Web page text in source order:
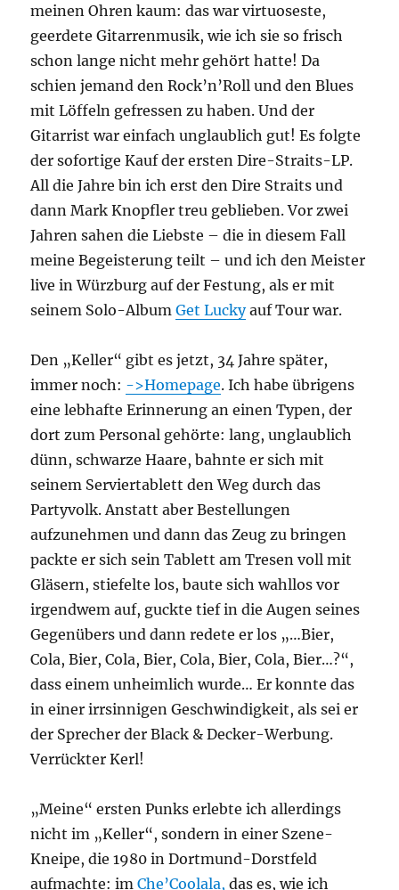
meinen Ohren kaum: das war virtuoseste,
geerdete Gitarrenmusik, wie ich sie so frisch
schon lange nicht mehr gehört hatte! Da
schien jemand den Rock’n’Roll und den Blues
mit Löffeln gefressen zu haben. Und der
Gitarrist war einfach unglaublich gut! Es folgte
der sofortige Kauf der ersten Dire-Straits-LP.
All die Jahre bin ich erst den Dire Straits und
dann Mark Knopfler treu geblieben. Vor zwei
Jahren sahen die Liebste – die in diesem Fall
meine Begeisterung teilt – und ich den Meister
live in Würzburg auf der Festung, als er mit
seinem Solo-AlbumGet Luckyauf Tour war.
Den „Keller“ gibt es jetzt, 34 Jahre später,
immer noch: ->Homepage. Ich habe übrigens
eine lebhafte Erinnerung an einen Typen, der
dort zum Personal gehörte: lang, unglaublich
dünn, schwarze Haare, bahnte er sich mit
seinem Serviertablett den Weg durch das
Partyvolk. Anstatt aber Bestellungen
aufzunehmen und dann das Zeug zu bringen
packte er sich sein Tablett am Tresen voll mit
Gläsern, stiefelte los, baute sich wahllos vor
irgendwem auf, guckte tief in die Augen seines
Gegenübers und dann redete er los „…Bier,
Cola, Bier, Cola, Bier, Cola, Bier, Cola, Bier…?“,
dass einem unheimlich wurde… Er konnte das
in einer irrsinnigen Geschwindigkeit, als sei er
der Sprecher der Black & Decker-Werbung.
Verrückter Kerl!
„Meine“ ersten Punks erlebte ich allerdings
nicht im „Keller“, sondern in einer Szene-
Kneipe, die 1980 in Dortmund-Dorstfeld
aufmachte: imChe’Coolala, das es, wie ich